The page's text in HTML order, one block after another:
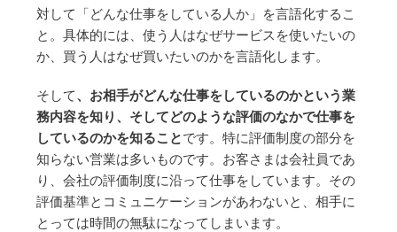
対して「どんな仕事をしている人か」を言語化するこ
と。具体的には、使う人はなぜサービスを使いたいの
か、買う人はなぜ買いたいのかを言語化します。
そして、お相手がどんな仕事をしているのかという業
務内容を知り、そしてどのような評価のなかで仕事を
しているのかを知ることです。特に評価制度の部分を
知らない営業は多いものです。お客さまは会社員であ
り、会社の評価制度に沿って仕事をしています。その
評価基準とコミュニケーションがあわないと、相手に
とっては時間の無駄になってしまいます。